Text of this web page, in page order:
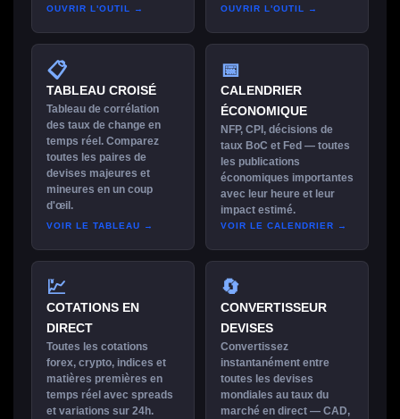
OUVRIR L'OUTIL → OUVRIR L'OUTIL →
📋
TABLEAU CROISÉ
Tableau de corrélation
des taux de change en
temps réel. Comparez
toutes les paires de
devises majeures et
mineures en un coup
d'œil.
VOIR LE TABLEAU →
📅
CALENDRIER
ÉCONOMIQUE
NFP, CPI, décisions de
taux BoC et Fed — toutes
les publications
économiques importantes
avec leur heure et leur
impact estimé.
VOIR LE CALENDRIER →
💹
COTATIONS EN
DIRECT
Toutes les cotations
forex, crypto, indices et
matières premières en
temps réel avec spreads
et variations sur 24h.
🔄
CONVERTISSEUR
DEVISES
Convertissez
instantanément entre
toutes les devises
mondiales au taux du
marché en direct — CAD,